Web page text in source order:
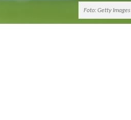
Foto: Getty Images